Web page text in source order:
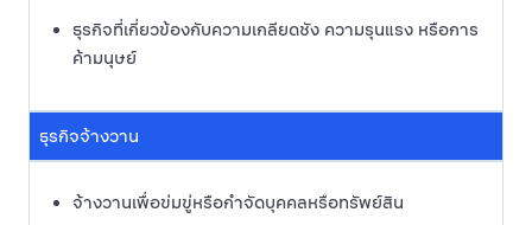
ธุรกิจที่เกี่ยวข้องกับความเกลียดชัง ความรุนแรง หรือการ
ค้ามนุษย์
ธุรกิจจ้างวาน
จ้างวานเพื่อข่มขู่หรือกำจัดบุคคลหรือทรัพย์สิน